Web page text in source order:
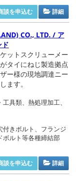
詳細
談を申込む
CO., LTD. / ア
ド
ットスクリューメー
タイにねじ製造拠点
ー様の現地調達ニー
ます。
工具類、熱処理加工、
付きボルト、フランジ
ボルト等各種締結部
詳細
談を申込む